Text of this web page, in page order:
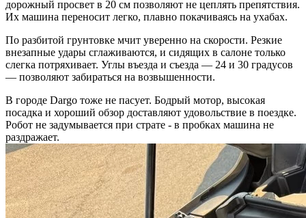
дорожный просвет в 20 см позволяют не цеплять препятствия.
Их машина переносит легко, плавно покачиваясь на ухабах.
По разбитой грунтовке мчит уверенно на скорости. Резкие
внезапные удары сглаживаются, и сидящих в салоне только
слегка потряхивает. Углы въезда и съезда — 24 и 30 градусов
— позволяют забираться на возвышенности.
В городе Dargo тоже не пасует. Бодрый мотор, высокая
посадка и хороший обзор доставляют удовольствие в поездке.
Робот не задумывается при страте - в пробках машина не
раздражает.